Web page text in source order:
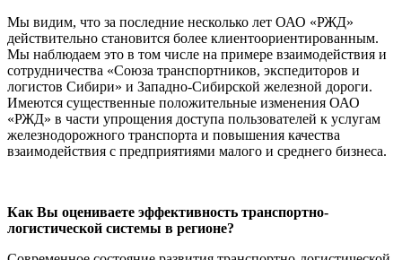
Мы видим, что за последние несколько лет ОАО «РЖД»
действительно становится более клиентоориентированным.
Мы наблюдаем это в том числе на примере взаимодействия и
сотрудничества «Союза транспортников, экспедиторов и
логистов Сибири» и Западно-Сибирской железной дороги.
Имеются существенные положительные изменения ОАО
«РЖД» в части упрощения доступа пользователей к услугам
железнодорожного транспорта и повышения качества
взаимодействия с предприятиями малого и среднего бизнеса.
Как Вы оцениваете эффективность транспортно-
логистической системы в регионе?